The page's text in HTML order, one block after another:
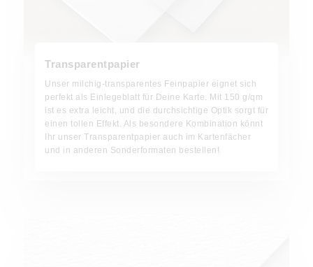
Transparentpapier
Unser milchig-transparentes Feinpapier eignet sich
perfekt als Einlegeblatt für Deine Karte. Mit 150 g/qm
ist es extra leicht, und die durchsichtige Optik sorgt für
einen tollen Effekt. Als besondere Kombination könnt
Ihr unser Transparentpapier auch im Kartenfächer
und in anderen Sonderformaten bestellen!